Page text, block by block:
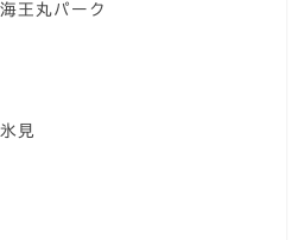
海王丸パーク
氷見